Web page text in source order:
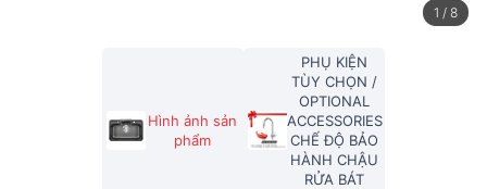
1 / 8
Hình ảnh sản
phẩm
PHỤ KIỆN
TÙY CHỌN /
OPTIONAL
ACCESSORIES
CHẾ ĐỘ BẢO
HÀNH CHẬU
RỬA BÁT